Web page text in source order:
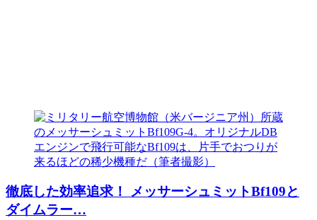
徹底した効率追求！ メッサーシュミットBf109と
ダイムラー…